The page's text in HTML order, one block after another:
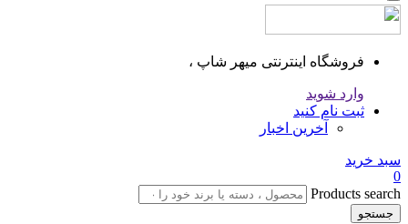
فروشگاه اینترنتی میهر شاپ ،
وارد شوید
ثبت نام کنید
آخرین اخبار
سبد خرید
0
Products search
جستجو